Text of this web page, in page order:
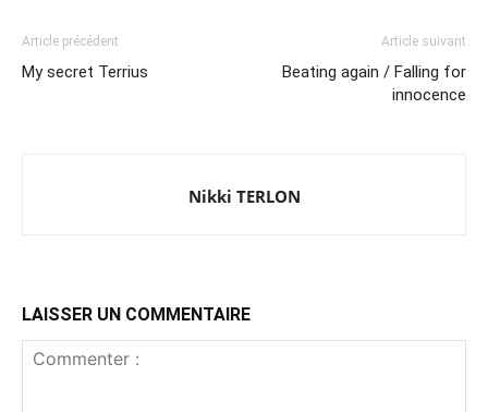
Article précédent
My secret Terrius
Article suivant
Beating again / Falling for
innocence
Nikki TERLON
LAISSER UN COMMENTAIRE